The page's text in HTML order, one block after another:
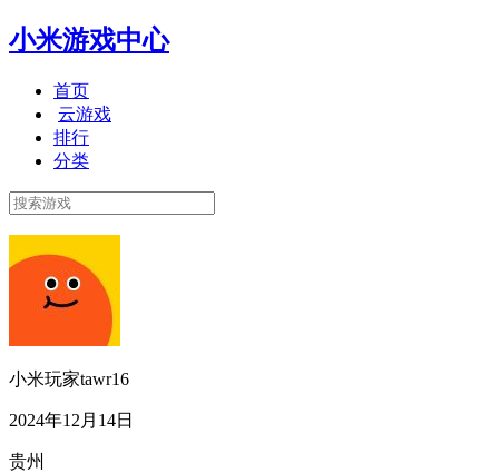
小米游戏中心
首页
云游戏
排行
分类
小米玩家tawr16
2024年12月14日
贵州